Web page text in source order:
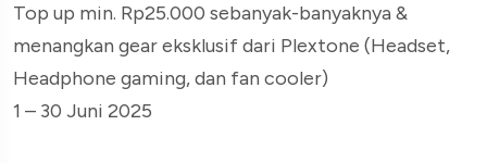
Top up min. Rp25.000 sebanyak-banyaknya &
menangkan gear eksklusif dari Plextone (Headset,
Headphone gaming, dan fan cooler)
1 – 30 Juni 2025